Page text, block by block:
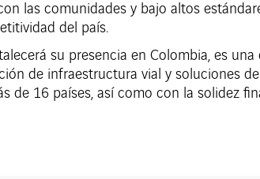
las comunidades y bajo altos
del país.
su presencia en Colombia, es
de infraestructura vial y soluciones
de 16 países, así como con la solidez